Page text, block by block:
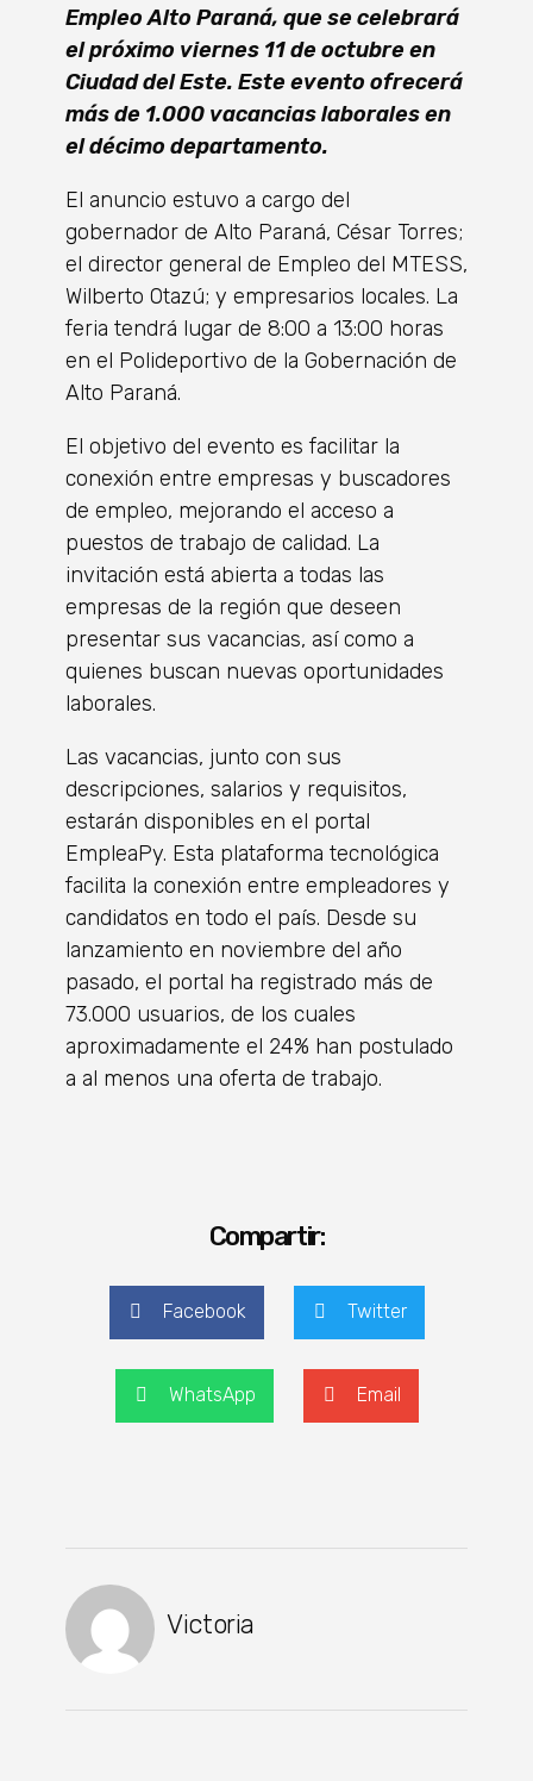
Empleo Alto Paraná, que se celebrará
el próximo viernes 11 de octubre en
Ciudad del Este. Este evento ofrecerá
más de 1.000 vacancias laborales en
el décimo departamento.
El anuncio estuvo a cargo del
gobernador de Alto Paraná, César Torres;
el director general de Empleo del MTESS,
Wilberto Otazú; y empresarios locales. La
feria tendrá lugar de 8:00 a 13:00 horas
en el Polideportivo de la Gobernación de
Alto Paraná.
El objetivo del evento es facilitar la
conexión entre empresas y buscadores
de empleo, mejorando el acceso a
puestos de trabajo de calidad. La
invitación está abierta a todas las
empresas de la región que deseen
presentar sus vacancias, así como a
quienes buscan nuevas oportunidades
laborales.
Las vacancias, junto con sus
descripciones, salarios y requisitos,
estarán disponibles en el portal
EmpleaPy. Esta plataforma tecnológica
facilita la conexión entre empleadores y
candidatos en todo el país. Desde su
lanzamiento en noviembre del año
pasado, el portal ha registrado más de
73.000 usuarios, de los cuales
aproximadamente el 24% han postulado
a al menos una oferta de trabajo.
Compartir:
Facebook Twitter
WhatsApp Email
Victoria